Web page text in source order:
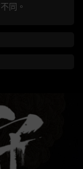
同。